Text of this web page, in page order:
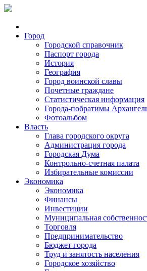
Город
Городской справочник
Паспорт города
История
География
Город воинской славы
Почетные граждане
Статистическая информация
Города-побратимы
Фотоальбом
Власть
Глава городского округа
Администрация города
Городская Дума
Контрольно-счетная палата
Избирательные комиссии
Экономика
Экономика
Финансы
Инвестиции
Муниципальная
Торговля
Предпринимательство
Бюджет города
Труд и занятость населения
Городское хозяйство